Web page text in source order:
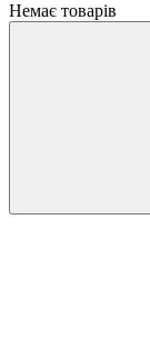
Немає товарів